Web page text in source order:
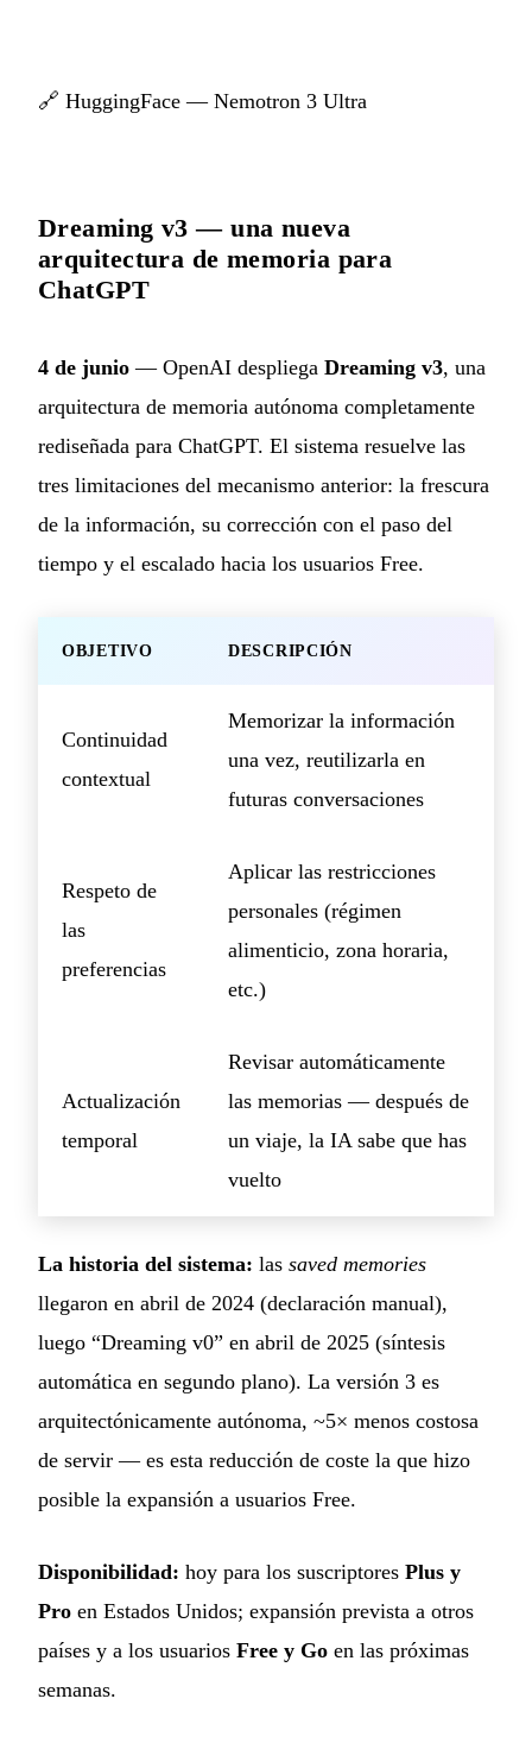
🔗 HuggingFace — Nemotron 3 Ultra
Dreaming v3 — una nueva
arquitectura de memoria para
ChatGPT
4 de junio — OpenAI despliega Dreaming v3, una
arquitectura de memoria autónoma completamente
rediseñada para ChatGPT. El sistema resuelve las
tres limitaciones del mecanismo anterior: la frescura
de la información, su corrección con el paso del
tiempo y el escalado hacia los usuarios Free.
OBJETIVO DESCRIPCIÓN
Continuidad
contextual
Memorizar la información
una vez, reutilizarla en
futuras conversaciones
Respeto de
las
preferencias
Aplicar las restricciones
personales (régimen
alimenticio, zona horaria,
etc.)
Actualización
temporal
Revisar automáticamente
las memorias — después de
un viaje, la IA sabe que has
vuelto
La historia del sistema: las saved memories
llegaron en abril de 2024 (declaración manual),
luego “Dreaming v0” en abril de 2025 (síntesis
automática en segundo plano). La versión 3 es
arquitectónicamente autónoma, ~5× menos costosa
de servir — es esta reducción de coste la que hizo
posible la expansión a usuarios Free.
Disponibilidad: hoy para los suscriptores Plus y
Pro en Estados Unidos; expansión prevista a otros
países y a los usuarios Free y Go en las próximas
semanas.